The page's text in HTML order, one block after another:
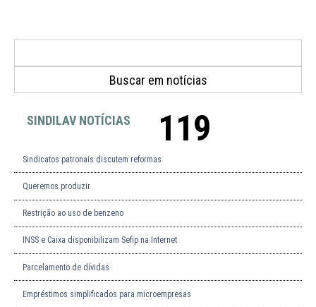
SINDILAV NOTÍCIAS 119
Sindicatos patronais discutem reformas
Queremos produzir
Restrição ao uso de benzeno
INSS e Caixa disponibilizam Sefip na Internet
Parcelamento de dívidas
Empréstimos simplificados para microempresas